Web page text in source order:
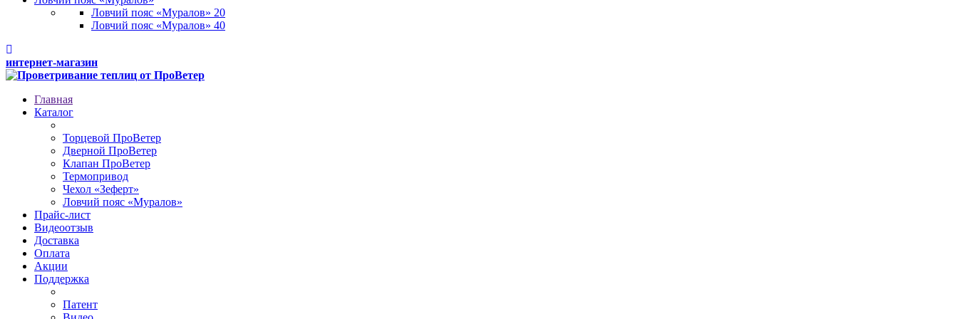
Ловчий пояс «Муралов» 20
Ловчий пояс «Муралов» 40
интернет-магазин
Главная
Каталог
Торцевой ПроВетер
Дверной ПроВетер
Клапан ПроВетер
Термопривод
Чехол «Зеферт»
Ловчий пояс «Муралов»
Прайс-лист
Видеоотзыв
Доставка
Оплата
Акции
Поддержка
Патент